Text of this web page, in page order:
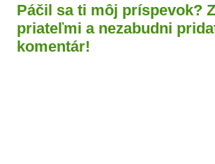
Páčil sa ti môj príspevok?
priateľmi a nezabudni
komentár!